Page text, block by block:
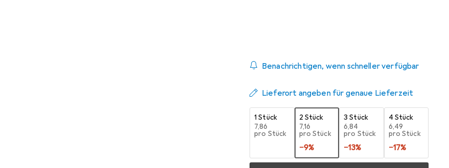
Benachrichtigen, wenn schneller verfügbar
Lieferort angeben für genaue Lieferzeit
1 Stück
EUR
7,86
pro Stück
2 Stück
EUR
7,16
pro Stück
−9%
3 Stück
EUR
6,84
pro Stück
−13%
4 Stück
EUR
6,49
pro Stück
−17%